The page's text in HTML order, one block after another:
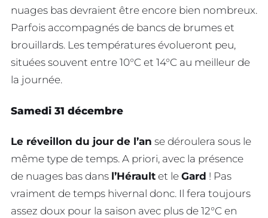
nuages bas devraient être encore bien nombreux.
Parfois accompagnés de bancs de brumes et
brouillards. Les températures évolueront peu,
situées souvent entre 10°C et 14°C au meilleur de
la journée.
Samedi 31 décembre
Le réveillon du jour de l’an se déroulera sous le
même type de temps. A priori, avec la présence
de nuages bas dans l’Hérault et le Gard ! Pas
vraiment de temps hivernal donc. Il fera toujours
assez doux pour la saison avec plus de 12°C en